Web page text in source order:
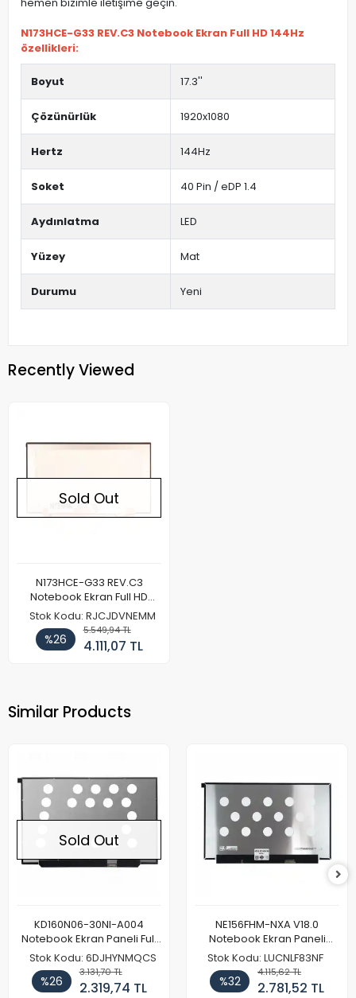
N173HCE-G33 REV.C3 Notebook Ekran Full HD 144Hz
özellikleri:
Boyut 17.3''
Çözünürlük 1920x1080
Hertz 144Hz
Soket 40 Pin / eDP 1.4
Aydınlatma LED
Yüzey Mat
Durumu Yeni
Recently Viewed
Sold Out
N173HCE-G33 REV.C3
Notebook Ekran Full HD
144Hz
Stok Kodu: RJCJDVNEMM
%26
5.549,94 TL
4.111,07 TL
Similar Products
Sold Out
KD160N06-30NI-A004
Notebook Ekran Paneli Full
HD
Stok Kodu: 6DJHYNMQCS
%26
3.131,70 TL
2.319,74 TL
NE156FHM-NXA V18.0
Notebook Ekran Paneli
144Hz
Stok Kodu: LUCNLF83NF
%32
4.115,62 TL
2.781,52 TL